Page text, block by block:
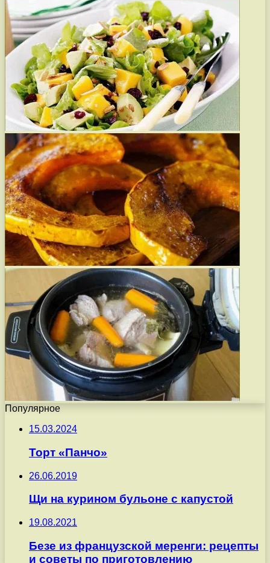
Популярное
15.03.2024
Торт «Панчо»
26.06.2019
Щи на курином бульоне с капустой
19.08.2021
Безе из французской меренги: рецепты
и советы по приготовлению